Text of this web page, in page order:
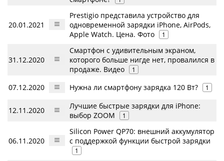
20.01.2021
Prestigio представила устройство для
одновременной зарядки iPhone, AirPods,
Apple Watch. Цена. Фото
1
31.12.2020
Смартфон с удивительным экраном,
которого больше нигде нет, провалился в
продаже. Видео
1
07.12.2020 Нужна ли смартфону зарядка 120 Вт? 1
12.11.2020
Лучшие быстрые зарядки для iPhone:
выбор ZOOM
1
06.11.2020
Silicon Power QP70: внешний аккумулятор
с поддержкой функции быстрой зарядки
1